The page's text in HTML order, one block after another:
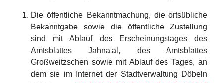
Die öffentliche Bekanntmachung, die ortsübliche
Bekanntgabe sowie die öffentliche Zustellung
sind mit Ablauf des Erscheinungstages des
Amtsblattes Jahnatal, des Amtsblattes
Großweitzschen sowie mit Ablauf des Tages, an
dem sie im Internet der Stadtverwaltung Döbeln